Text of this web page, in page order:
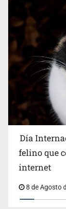
Día
felino que
internet
8 de Agosto